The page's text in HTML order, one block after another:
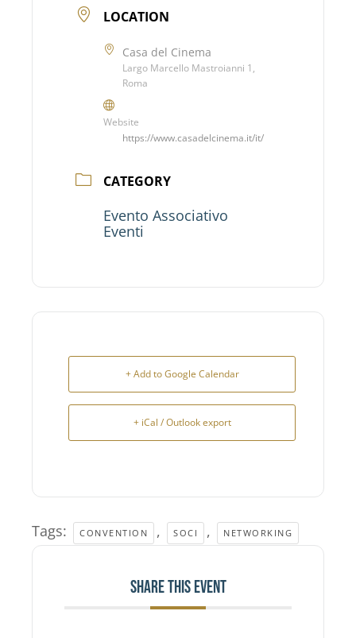
LOCATION
Casa del Cinema
Largo Marcello Mastroianni 1,
Roma
Website
https://www.casadelcinema.it/it/
CATEGORY
Evento Associativo
Eventi
+ Add to Google Calendar
+ iCal / Outlook export
Tags: CONVENTION , SOCI , NETWORKING
SHARE THIS EVENT